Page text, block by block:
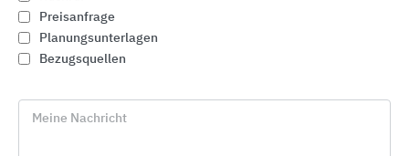
Preisanfrage
Planungsunterlagen
Bezugsquellen
Meine Nachricht